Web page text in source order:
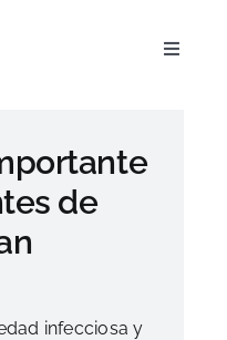
Toggle
de
infecciosa y